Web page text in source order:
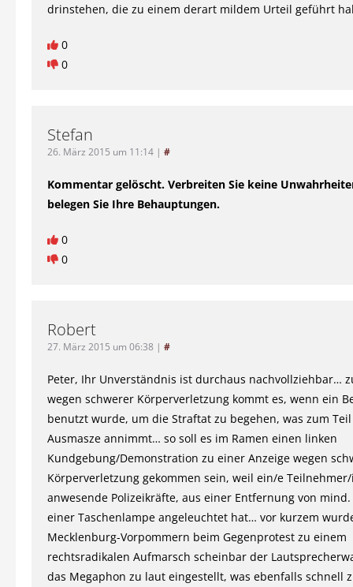
drinstehen, die zu einem derart mildem Urteil geführt
0
0
Stefan
26. März 2015 um 11:14 | #
Kommentar gelöscht. Verbreiten Sie keine
belegen Sie Ihre Behauptungen.
0
0
Robert
27. März 2015 um 06:38 | #
Peter, Ihr Unverständnis ist durchaus nachvollziehbar…
wegen schwerer Körperverletzung kommt es, wenn ein
benutzt wurde, um die Straftat zu begehen, was zum
Ausmasze annimmt… so soll es im Ramen einen linken
Kundgebung/Demonstration zu einer Anzeige wegen
Körperverletzung gekommen sein, weil ein/e
anwesende Polizeikräfte, aus einer Entfernung von
einer Taschenlampe angeleuchtet hat… vor kurzem
Mecklenburg-Vorpommern beim Gegenprotest zu einem
rechtsradikalen Aufmarsch scheinbar der
das Megaphon zu laut eingestellt, was ebenfalls schnell